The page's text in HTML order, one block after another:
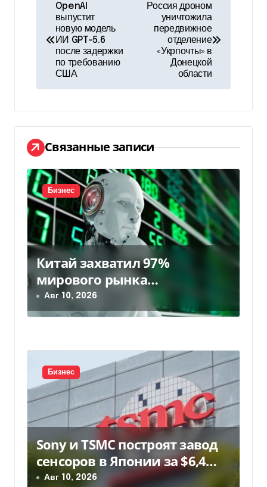
а
ц
и
я
п
о
з
а
п
и
с
я
м
OpenAI
выпустит
новую модель
ИИ GPT-5.6
после задержки
по требованию
США
Россия дроном
уничтожила
передвижное
отделение
«Укрпочты» в
Донецкой
области
Связанные записи
Бизнес
Китай захватил 97%
мирового рынка
гуманоидных роботов
Авг 10, 2026
Бизнес
Sony и TSMC построят завод
сенсоров в Японии за $6,4
млрд
Авг 10, 2026